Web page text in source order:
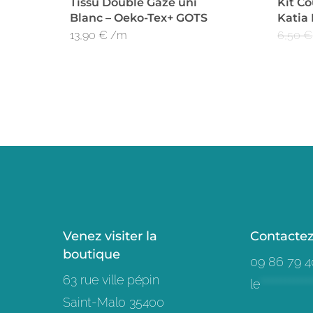
Blanc – Oeko-Tex+ GOTS
13,90 € /m
Katia
6,50€
Venez visiter la
boutique
63 rue ville pépin
Saint-Malo 35400
09 86 79
le